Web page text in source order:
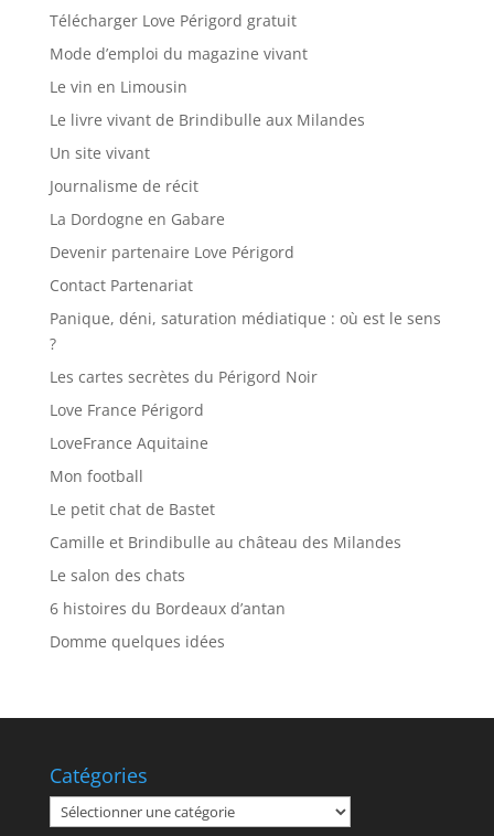
Télécharger Love Périgord gratuit
Mode d’emploi du magazine vivant
Le vin en Limousin
Le livre vivant de Brindibulle aux Milandes
Un site vivant
Journalisme de récit
La Dordogne en Gabare
Devenir partenaire Love Périgord
Contact Partenariat
Panique, déni, saturation médiatique : où est le sens
?
Les cartes secrètes du Périgord Noir
Love France Périgord
LoveFrance Aquitaine
Mon football
Le petit chat de Bastet
Camille et Brindibulle au château des Milandes
Le salon des chats
6 histoires du Bordeaux d’antan
Domme quelques idées
Catégories
Catégories